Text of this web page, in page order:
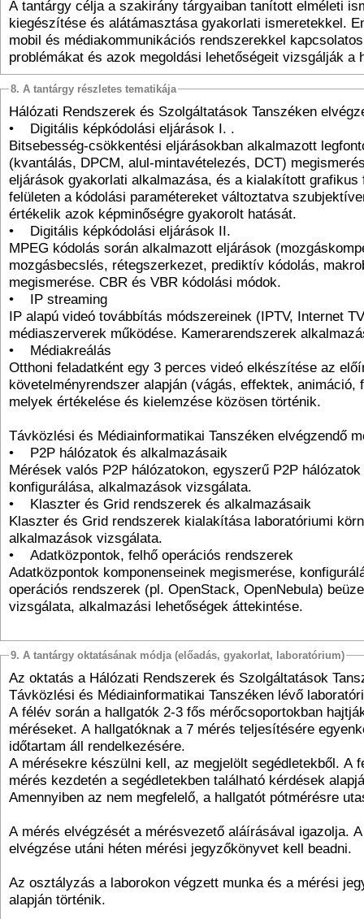
A tantárgy célja a szakirány tárgyaiban tanított elméleti
kiegészítése és alátámasztása gyakorlati ismeretekkel.
mobil és médiakommunikációs rendszerekkel
problémákat és azok megoldási lehetőségeit vizsgálják a
8. A tantárgy részletes tematikája
Hálózati Rendszerek és Szolgáltatások Tanszéken
• Digitális képkódolási eljárások I. .
Bitsebesség-csökkentési eljárásokban alkalmazott
(kvantálás, DPCM, alul-mintavételezés, DCT)
eljárások gyakorlati alkalmazása, és a kialakított grafikus
felületen a kódolási paramétereket változtatva
értékelik azok képminőségre gyakorolt hatását.
• Digitális képkódolási eljárások II.
MPEG kódolás során alkalmazott eljárások
mozgásbecslés, rétegszerkezet, prediktív kódolás,
megismerése. CBR és VBR kódolási módok.
• IP streaming
IP alapú videó továbbítás módszereinek (IPTV, Internet
médiaszerverek működése. Kamerarendszerek
• Médiakreálás
Otthoni feladatként egy 3 perces videó elkészítése az
követelményrendszer alapján (vágás, effektek, animáció,
melyek értékelése és kielemzése közösen történik.
Távközlési és Médiainformatikai Tanszéken elvégzendő
• P2P hálózatok és alkalmazásaik
Mérések valós P2P hálózatokon, egyszerű P2P
konfigurálása, alkalmazások vizsgálata.
• Klaszter és Grid rendszerek és alkalmazásaik
Klaszter és Grid rendszerek kialakítása laboratóriumi
alkalmazások vizsgálata.
• Adatközpontok, felhő operációs rendszerek
Adatközpontok komponenseinek megismerése,
operációs rendszerek (pl. OpenStack, OpenNebula)
vizsgálata, alkalmazási lehetőségek áttekintése.
9. A tantárgy oktatásának módja (előadás, gyakorlat, laboratórium)
Az oktatás a Hálózati Rendszerek és Szolgáltatások
Távközlési és Médiainformatikai Tanszéken lévő
A félév során a hallgatók 2-3 fős mérőcsoportokban
méréseket. A hallgatóknak a 7 mérés teljesítésére
időtartam áll rendelkezésére.
A mérésekre készülni kell, az megjelölt segédletekből. A
mérés kezdetén a segédletekben található kérdések
Amennyiben az nem megfelelő, a hallgatót pótmérésre
A mérés elvégzését a mérésvezető aláírásával igazolja.
elvégzése utáni héten mérési jegyzőkönyvet kell beadni.
Az osztályzás a laborokon végzett munka és a mérési
alapján történik.